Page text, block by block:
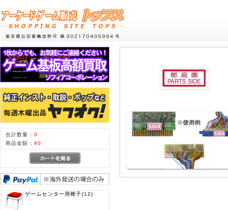
合計数量： 0
商品金額： ¥0
ゲームセンター用椅子(12)